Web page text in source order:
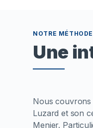
NOTRE MÉTHODE
Une
Nous couvrons
Luzard et son
Menier.